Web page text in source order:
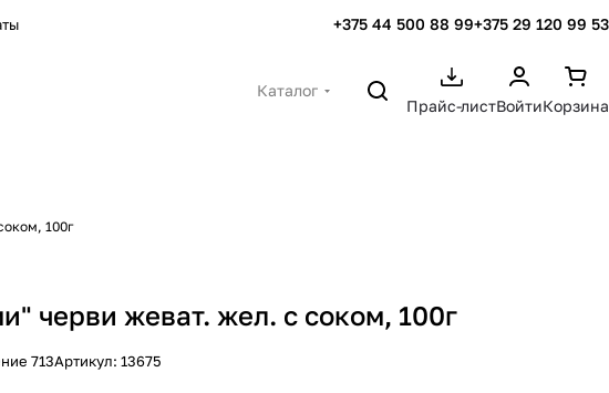
+375 44 500 88 99+375 29 120 99 53
Каталог
Прайс-листВойтиКорзина
100г
черви жеват. жел. с соком, 100г
713Артикул:13675